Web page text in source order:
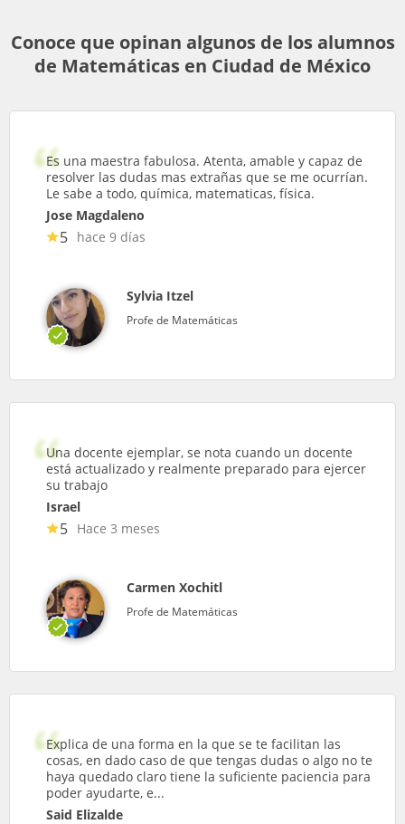
Conoce que opinan algunos de los alumnos
de Matemáticas en Ciudad de México
Es una maestra fabulosa. Atenta, amable y capaz de
resolver las dudas mas extrañas que se me ocurrían.
Le sabe a todo, química, matematicas, física.
Jose Magdaleno
5 hace 9 días
Sylvia Itzel
Profe de Matemáticas
Una docente ejemplar, se nota cuando un docente
está actualizado y realmente preparado para ejercer
su trabajo
Israel
5 Hace 3 meses
Carmen Xochitl
Profe de Matemáticas
Explica de una forma en la que se te facilitan las
cosas, en dado caso de que tengas dudas o algo no te
haya quedado claro tiene la suficiente paciencia para
poder ayudarte, e...
Said Elizalde